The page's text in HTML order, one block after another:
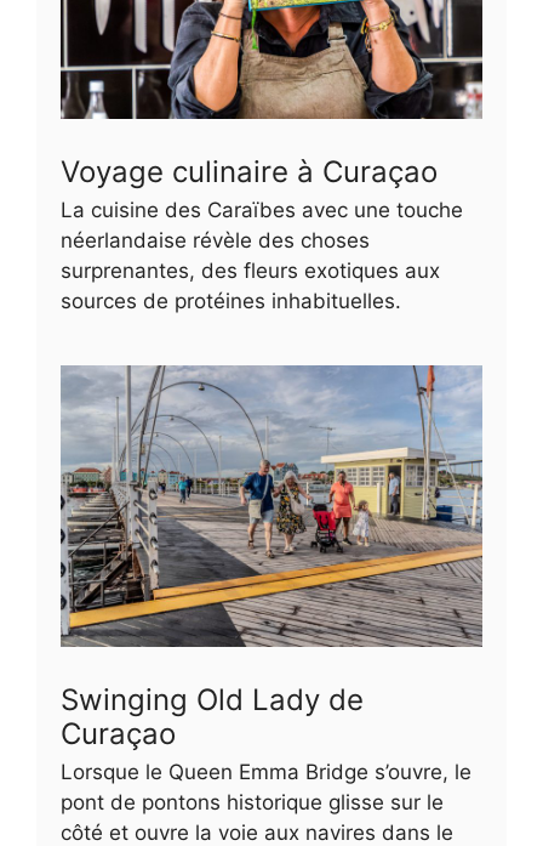
Voyage culinaire à Curaçao
La cuisine des Caraïbes avec une touche
néerlandaise révèle des choses
surprenantes, des fleurs exotiques aux
sources de protéines inhabituelles.
Swinging Old Lady de
Curaçao
Lorsque le Queen Emma Bridge s’ouvre, le
pont de pontons historique glisse sur le
côté et ouvre la voie aux navires dans le